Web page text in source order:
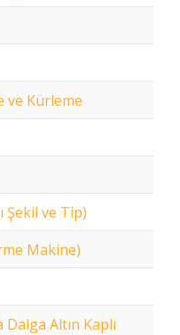
ve Kürleme
Şekil ve Tip)
Makine)
Altın Kaplı